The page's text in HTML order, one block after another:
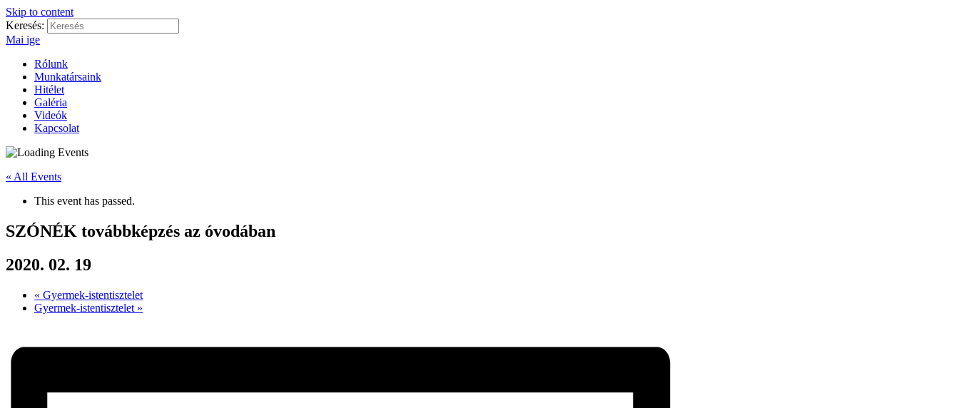
Skip to content
Keresés:
Mai ige
Rólunk
Munkatársaink
Hitélet
Galéria
Videók
Kapcsolat
« All Events
This event has passed.
SZÓNÉK továbbképzés az óvodában
2020. 02. 19
« Gyermek-istentisztelet
Gyermek-istentisztelet »